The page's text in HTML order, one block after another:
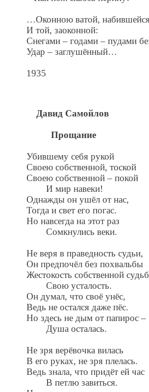
…Оконною ватой,
И той, заоконной:
Снегами – годами – пудами
Удар – заглушённый…
1935
Давид Самойлов
Прощание
Убившему себя рукой
Своею собственной, тоской
Своею собственной – покой
И мир навеки!
Однажды он ушёл от нас,
Тогда и свет его погас.
Но навсегда на этот раз
Сомкнулись веки.
Не веря в праведность судьи,
Он предпочёл без похвальбы
Жестокость собственной
Свою усталость.
Он думал, что своё унёс,
Ведь не остался даже пёс.
Но здесь не дым от папирос –
Душа осталась.
Не зря верёвочка вилась
В его руках, не зря плелась.
Ведь знала, что придёт ей час
В петлю завиться.